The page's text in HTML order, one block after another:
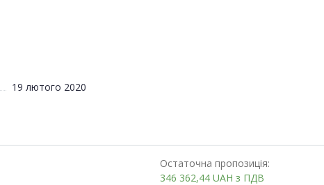
19 лютого 2020
Остаточна пропозиція:
346 362,44 UAH з ПДВ